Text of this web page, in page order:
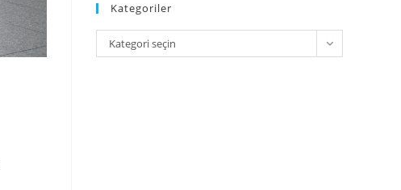
Kategoriler
Kategori seçin